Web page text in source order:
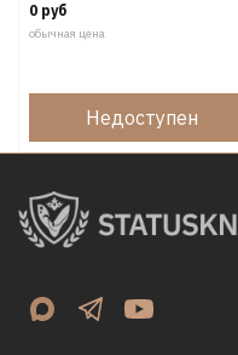
0 руб
обычная цена
Недоступен